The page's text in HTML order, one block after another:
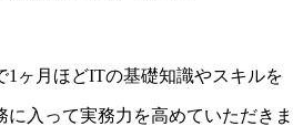
1ヶ月ほどITの基礎知識やスキルを
入って実務力を高めていただきま